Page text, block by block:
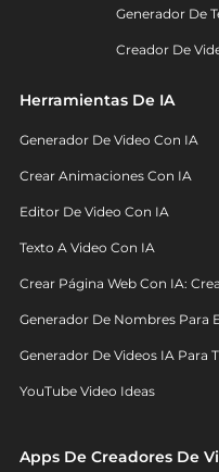
Generador De
Creador De
Herramientas De IA
Generador De Video Con IA
Crear Animaciones Con IA
Editor De Video Con IA
Texto A Video Con IA
Crear Página Web Con IA:
Generador De Nombres Para
Generador De Videos IA Para
YouTube Video Ideas
Apps De Creadores De